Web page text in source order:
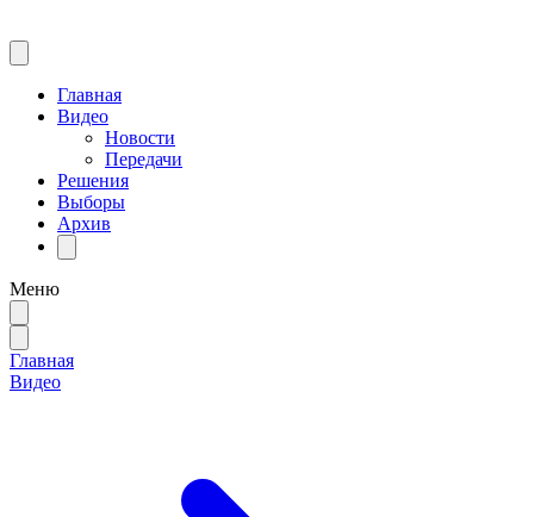
Главная
Видео
Новости
Передачи
Решения
Выборы
Архив
Меню
Главная
Видео